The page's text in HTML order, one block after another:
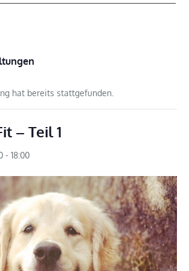
hat bereits stattgefunden.
– Teil 1
- 18:00